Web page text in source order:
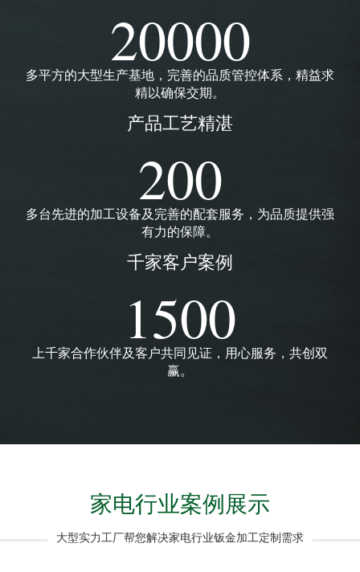
20000
多平方的大型生产基地，完善的品质管控体系，精益求
精以确保交期。
产品工艺精湛
200
多台先进的加工设备及完善的配套服务，为品质提供强
有力的保障。
千家客户案例
1500
上千家合作伙伴及客户共同见证，用心服务，共创双
赢。
家电行业案例展示
大型实力工厂帮您解决家电行业钣金加工定制需求